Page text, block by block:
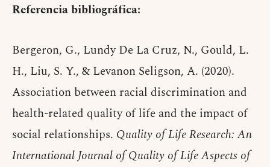
Referencia bibliográfica:
Bergeron, G., Lundy De La Cruz, N., Gould, L.
H., Liu, S. Y., & Levanon Seligson, A. (2020).
Association between racial discrimination and
health-related quality of life and the impact of
social relationships. Quality of Life Research: An
International Journal of Quality of Life Aspects of